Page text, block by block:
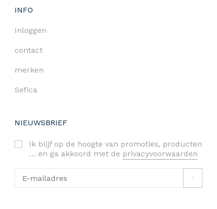
INFO
Inloggen
contact
merken
Sefica
NIEUWSBRIEF
Ik blijf op de hoogte van promoties, producten
… en ga akkoord met de privacyvoorwaarden